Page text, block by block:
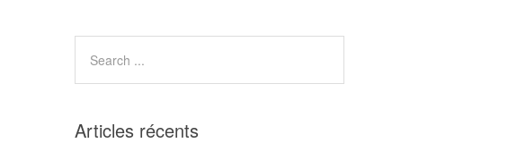
Articles récents